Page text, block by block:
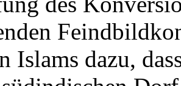
Islams dazu,